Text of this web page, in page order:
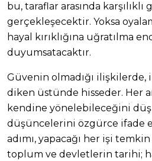
bu, taraflar arasında karşılıklı
gerçekleşecektir. Yoksa
hayal kırıklığına uğratılma
duyumsatacaktır.
Güvenin olmadığı ilişkilerde,
diken üstünde hisseder. Her
kendine yönelebileceğini
düşüncelerini özgürce ifade
adımı, yapacağı her işi
toplum ve devletlerin tarihi;